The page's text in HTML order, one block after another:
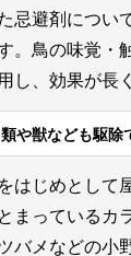
忌避剤につい
。鳥の味覚・
し、効果が長
や獣なども駆除
はじめとして
まっているカ
バメなどの小